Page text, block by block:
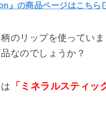
』の商品ページはこちら
のリップを使ってい
なのでしょうか？
「ミネラルスティッ